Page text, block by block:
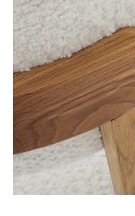
Продолжая, вы
персональных
Продолжая, вы
персональных